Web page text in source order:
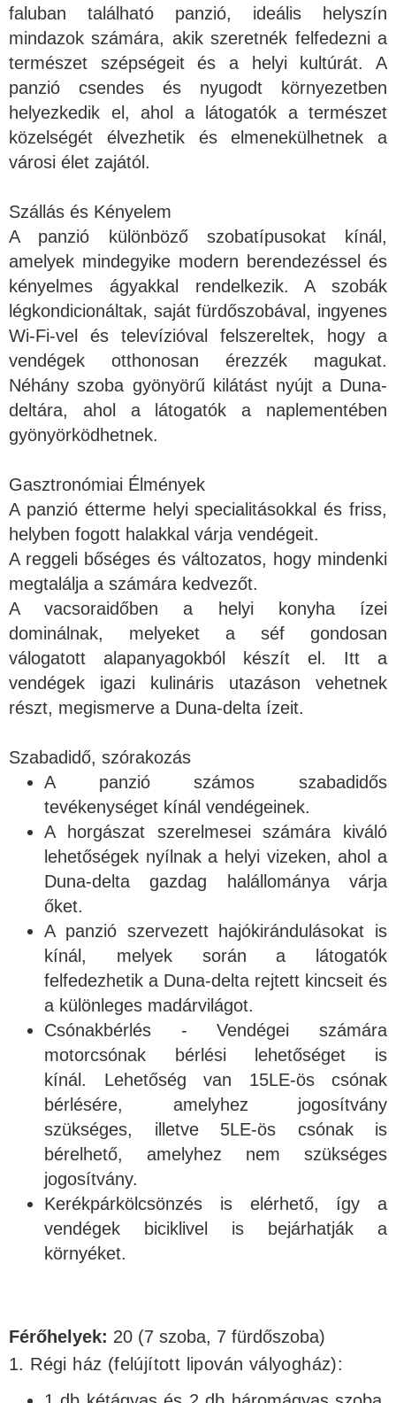
faluban található panzió, ideális helyszín
mindazok számára, akik szeretnék felfedezni a
természet szépségeit és a helyi kultúrát. A
panzió csendes és nyugodt környezetben
helyezkedik el, ahol a látogatók a természet
közelségét élvezhetik és elmenekülhetnek a
városi élet zajától.
Szállás és Kényelem
A panzió különböző szobatípusokat kínál,
amelyek mindegyike modern berendezéssel és
kényelmes ágyakkal rendelkezik. A szobák
légkondicionáltak, saját fürdőszobával, ingyenes
Wi-Fi-vel és televízióval felszereltek, hogy a
vendégek otthonosan érezzék magukat.
Néhány szoba gyönyörű kilátást nyújt a Duna-
deltára, ahol a látogatók a naplementében
gyönyörködhetnek.
Gasztronómiai Élmények
A panzió étterme helyi specialitásokkal és friss,
helyben fogott halakkal várja vendégeit.
A reggeli bőséges és változatos, hogy mindenki
megtalálja a számára kedvezőt.
A vacsoraidőben a helyi konyha ízei
dominálnak, melyeket a séf gondosan
válogatott alapanyagokból készít el. Itt a
vendégek igazi kulináris utazáson vehetnek
részt, megismerve a Duna-delta ízeit.
Szabadidő, szórakozás
A panzió számos szabadidős
tevékenységet kínál vendégeinek.
A horgászat szerelmesei számára kiváló
lehetőségek nyílnak a helyi vizeken, ahol a
Duna-delta gazdag halállománya várja
őket.
A panzió szervezett hajókirándulásokat is
kínál, melyek során a látogatók
felfedezhetik a Duna-delta rejtett kincseit és
a különleges madárvilágot.
Csónakbérlés - Vendégei számára
motorcsónak bérlési lehetőséget is
kínál. Lehetőség van 15LE-ös csónak
bérlésére, amelyhez jogosítvány
szükséges, illetve 5LE-ös csónak is
bérelhető, amelyhez nem szükséges
jogosítvány.
Kerékpárkölcsönzés is elérhető, így a
vendégek biciklivel is bejárhatják a
környéket.
Férőhelyek: 20 (7 szoba, 7 fürdőszoba)
1. Régi ház (felújított lipován vályogház):